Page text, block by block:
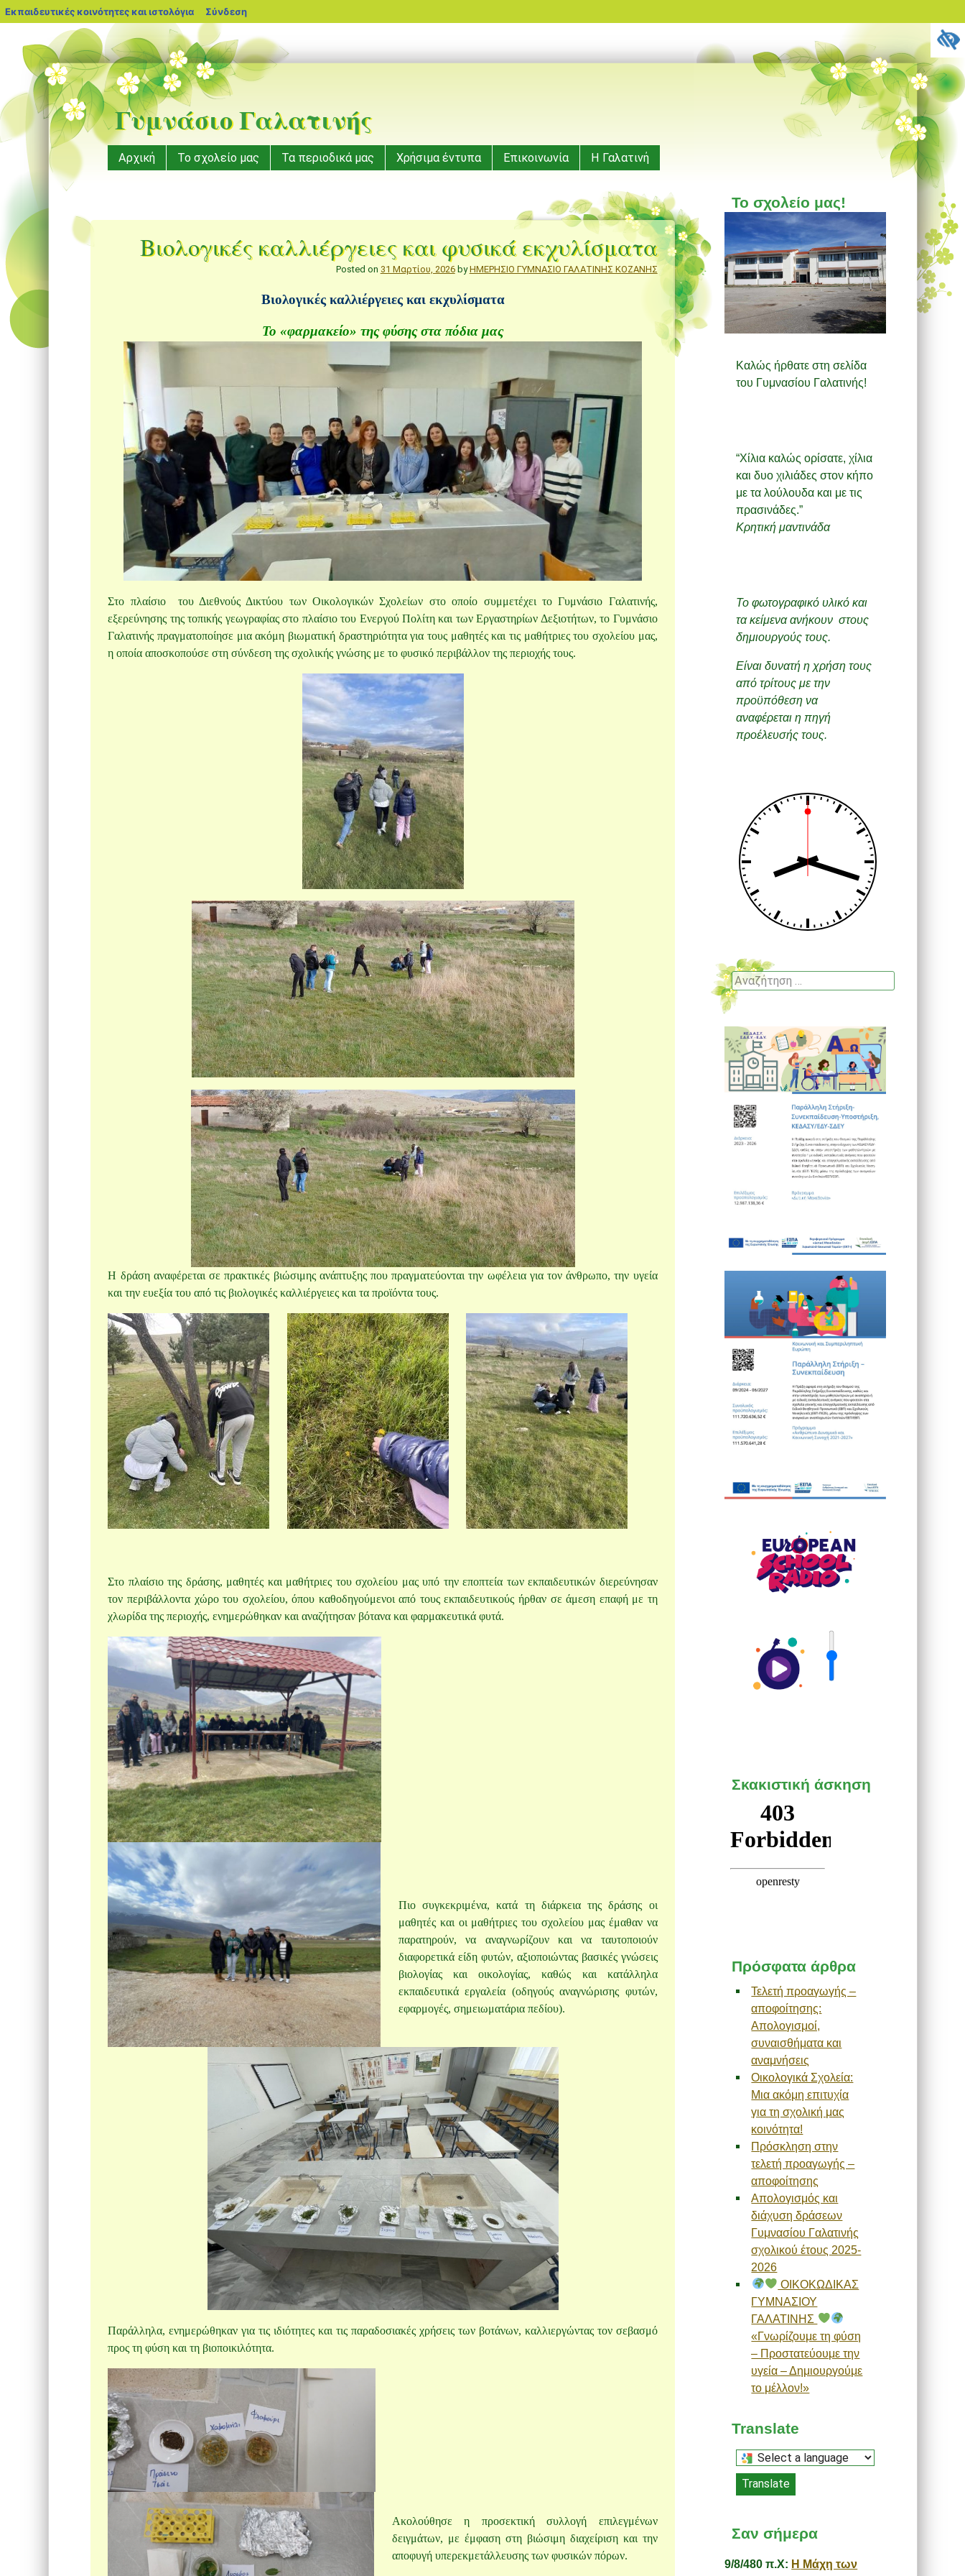
Γυμνάσιο Γαλατινής
Μενού
Μετάβαση
σε
Αρχική Το σχολείο μας Τα περιοδικά μας Χρήσιμα έντυπα Επικοινωνία Η Γαλατινή
Βιολογικές καλλιέργειες και φυσικά εκχυλίσματα
Posted on 31 Μαρτίου, 2026byΗΜΕΡΗΣΙΟ ΓΥΜΝΑΣΙΟ ΓΑΛΑΤΙΝΗΣ ΚΟΖΑΝΗΣ
Βιολογικές καλλιέργειες και εκχυλίσματα
Το «φαρμακείο» της φύσης στα πόδια μας
Στο πλαίσιο του Διεθνούς Δικτύου των Οικολογικών Σχολείων στο οποίο συμμετέχει το Γυμνάσιο Γαλατινής,
εξερεύνησης της τοπικής γεωγραφίας στο πλαίσιο του Ενεργού Πολίτη και των Εργαστηρίων Δεξιοτήτων, το Γυμνάσιο
Γαλατινής πραγματοποίησε μια ακόμη βιωματική δραστηριότητα για τους μαθητές και τις μαθήτριες του σχολείου μας,
η οποία αποσκοπούσε στη σύνδεση της σχολικής γνώσης με το φυσικό περιβάλλον της περιοχής τους.
Η δράση αναφέρεται σε πρακτικές βιώσιμης ανάπτυξης που πραγματεύονται την ωφέλεια για τον άνθρωπο, την υγεία
και την ευεξία του από τις βιολογικές καλλιέργειες και τα προϊόντα τους.
Στο πλαίσιο της δράσης, μαθητές και μαθήτριες του σχολείου μας υπό την εποπτεία των εκπαιδευτικών διερεύνησαν
τον περιβάλλοντα χώρο του σχολείου, όπου καθοδηγούμενοι από τους εκπαιδευτικούς ήρθαν σε άμεση επαφή με τη
χλωρίδα της περιοχής, ενημερώθηκαν και αναζήτησαν βότανα και φαρμακευτικά φυτά.
Πιο συγκεκριμένα, κατά τη διάρκεια της δράσης οι
μαθητές και οι μαθήτριες του σχολείου μας έμαθαν να
παρατηρούν, να αναγνωρίζουν και να ταυτοποιούν
διαφορετικά είδη φυτών, αξιοποιώντας βασικές γνώσεις
βιολογίας και οικολογίας, καθώς και κατάλληλα
εκπαιδευτικά εργαλεία (οδηγούς αναγνώρισης φυτών,
εφαρμογές, σημειωματάρια πεδίου).
Παράλληλα, ενημερώθηκαν για τις ιδιότητες και τις παραδοσιακές χρήσεις των βοτάνων, καλλιεργώντας τον σεβασμό
προς τη φύση και τη βιοποικιλότητα.
Ακολούθησε η προσεκτική συλλογή επιλεγμένων
δειγμάτων, με έμφαση στη βιώσιμη διαχείριση και την
αποφυγή υπερεκμετάλλευσης των φυσικών πόρων.
Το σχολείο μας!
Καλώς ήρθατε στη σελίδα
του Γυμνασίου Γαλατινής!
“Χίλια καλώς ορίσατε, χίλια
και δυο χιλιάδες στον κήπο
με τα λούλουδα και με τις
πρασινάδες.”
Κρητική μαντινάδα
Το φωτογραφικό υλικό και
τα κείμενα ανήκουν στους
δημιουργούς τους.
Είναι δυνατή η χρήση τους
από τρίτους με την
προϋπόθεση να
αναφέρεται η πηγή
προέλευσής τους.
Αναζήτηση
Σκακιστική άσκηση
Πρόσφατα άρθρα
Τελετή προαγωγής –
αποφοίτησης:
Απολογισμοί,
συναισθήματα και
αναμνήσεις
Οικολογικά Σχολεία:
Μια ακόμη επιτυχία
για τη σχολική μας
κοινότητα!
Πρόσκληση στην
τελετή προαγωγής –
αποφοίτησης
Απολογισμός και
διάχυση δράσεων
Γυμνασίου Γαλατινής
σχολικού έτους 2025-
2026
ΟΙΚΟΚΩΔΙΚΑΣ
ΓΥΜΝΑΣΙΟΥ
ΓΑΛΑΤΙΝΗΣ
«Γνωρίζουμε τη φύση
– Προστατεύουμε την
υγεία – Δημιουργούμε
το μέλλον!»
Translate
Select
a
language
translate
page
Translate
Σαν σήμερα
9/8/480 π.Χ: Η Μάχη των
Εκπαιδευτικές κοινότητες και ιστολόγια blogs.sch.gr
Σύνδεση